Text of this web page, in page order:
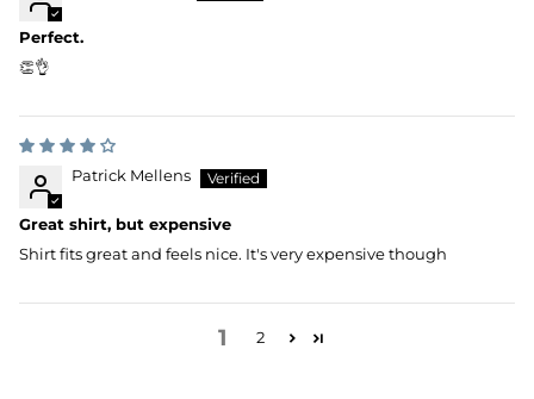
Perfect.
👏👌
Patrick Mellens
Great shirt, but expensive
Shirt fits great and feels nice. It's very expensive though
1 2